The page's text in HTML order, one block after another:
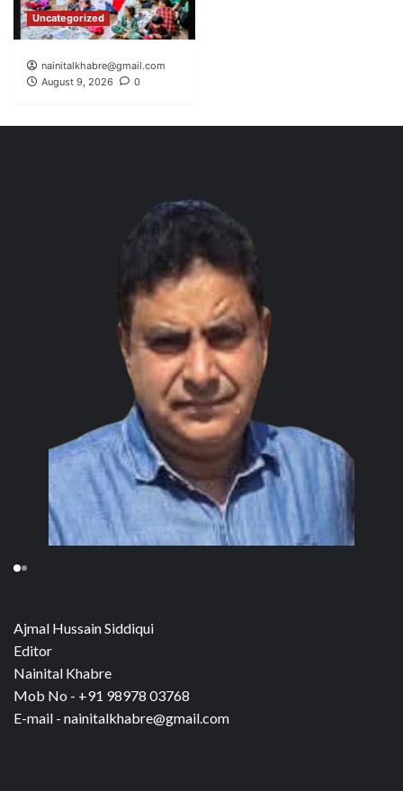
Uncategorized
nainitalkhabre@gmail.com
August 9, 2026
0
Ajmal Hussain Siddiqui
Editor
Nainital Khabre
Mob No - +91 98978 03768
E-mail - nainitalkhabre@gmail.com